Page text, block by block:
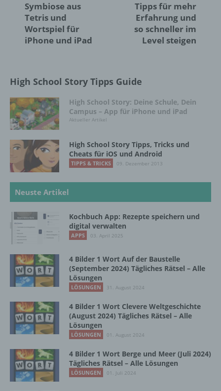
Symbiose aus
Tetris und
Wortspiel für
iPhone und iPad
Tipps für mehr
Erfahrung und
so schneller im
Level steigen
High School Story Tipps Guide
High School Story: Deine Schule, Dein
Campus – App für iPhone und iPad
Aktueller Artikel
High School Story Tipps, Tricks und
Cheats für iOS und Android
TIPPS & TRICKS 09. Dezember 2013
Neuste Artikel
Kochbuch App: Rezepte speichern und
digital verwalten
APPS 03. April 2025
4 Bilder 1 Wort Auf der Baustelle
(September 2024) Tägliches Rätsel – Alle
Lösungen
LÖSUNGEN 31. August 2024
4 Bilder 1 Wort Clevere Weltgeschichte
(August 2024) Tägliches Rätsel – Alle
Lösungen
LÖSUNGEN 01. August 2024
4 Bilder 1 Wort Berge und Meer (Juli 2024)
Tägliches Rätsel – Alle Lösungen
LÖSUNGEN 01. Juli 2024
Vorgang oder jede solche Vorgangsreihe im
Zusammenhang mit personenbezogenen
Daten wie das Erheben, das Erfassen, die
Organisation, das Ordnen, die Speicherung,
die Anpassung oder Veränderung, das
Bereitstellung, den Abgleich oder die
Löschen oder die Vernichtung.
Einschränkung der Verarbeitung ist die
Markierung gespeicherter
künftige Verarbeitung einzuschränken.
e) Profiling
Verarbeitung personenbezogener Daten, die
darin besteht, dass diese
personenbezogenen Daten verwendet
werden, um bestimmte persönliche Aspekte,
zu bewerten, insbesondere, um Aspekte
bezüglich Arbeitsleistung, wirtschaftlicher
Lage, Gesundheit, persönlicher Vorlieben,
Interessen, Zuverlässigkeit, Verhalten,
natürlichen Person zu analysieren oder
vorherzusagen.